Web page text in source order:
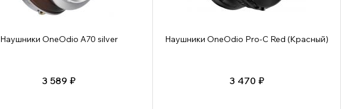
Наушники OneOdio A70 silver
3 589 ₽
Наушники OneOdio Pro-C Red (Красный)
3 470 ₽